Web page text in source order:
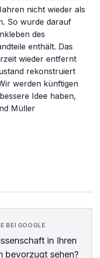
BEI GOOGLE
in Ihren
bevorzugt sehen?